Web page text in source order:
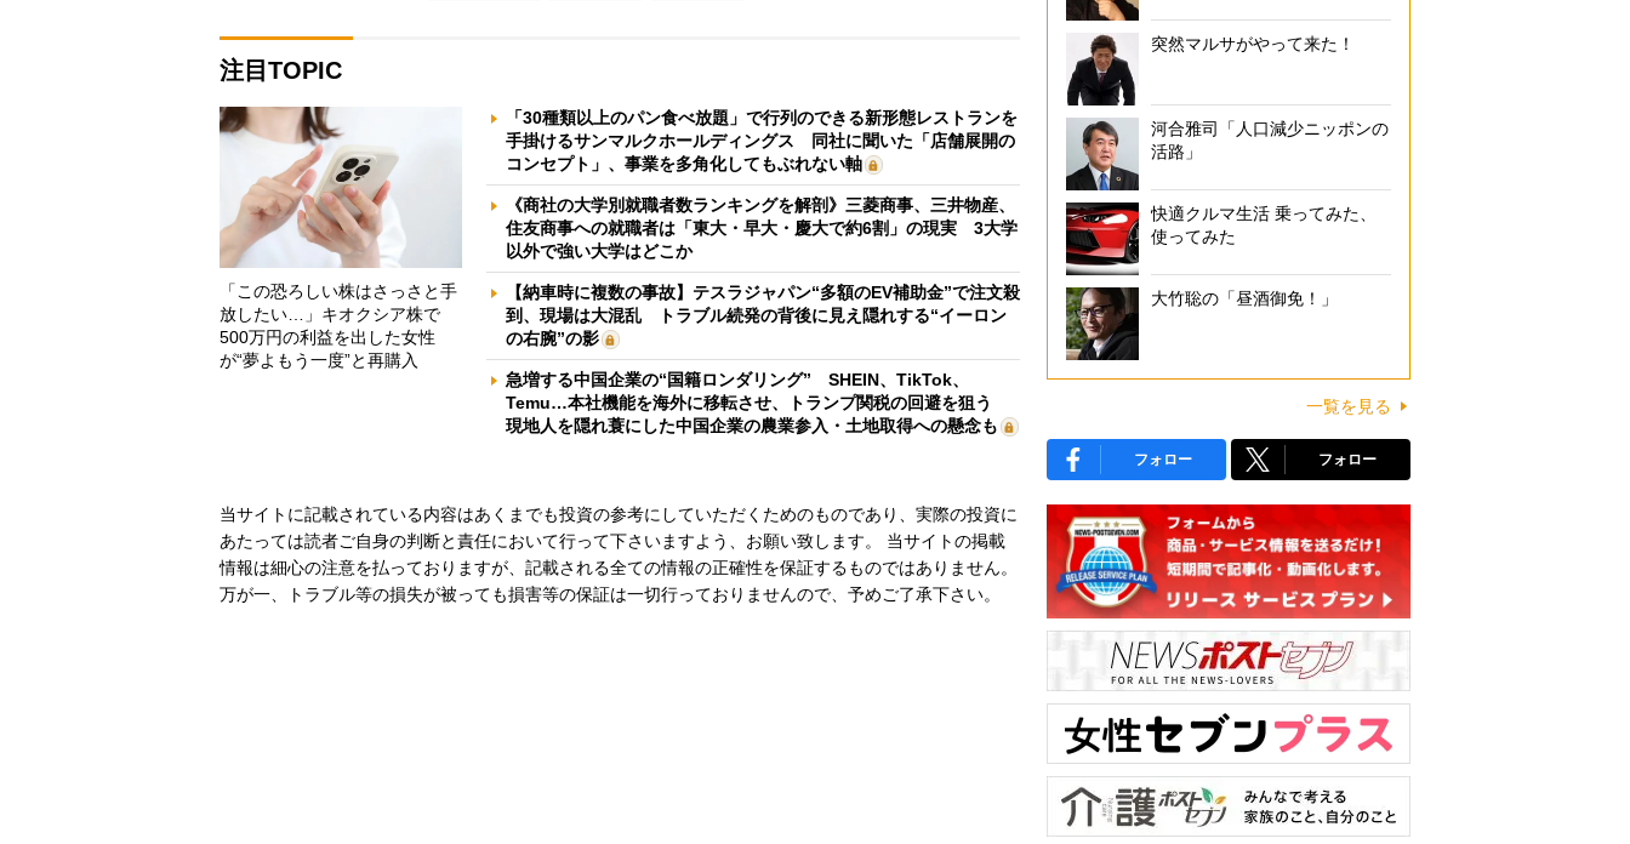
注目TOPIC
「この恐ろしい株はさっさと手
放したい…」キオクシア株で
500万円の利益を出した女性
が“夢よもう一度”と再購入
「30種類以上のパン食べ放題」で行列のできる新形態レストランを
手掛けるサンマルクホールディングス 同社に聞いた「店舗展開の
コンセプト」、事業を多角化してもぶれない軸
《商社の大学別就職者数ランキングを解剖》三菱商事、三井物産、
住友商事への就職者は「東大・早大・慶大で約6割」の現実 3大学
以外で強い大学はどこか
【納車時に複数の事故】テスラジャパン“多額のEV補助金”で注文殺
到、現場は大混乱 トラブル続発の背後に見え隠れする“イーロン
の右腕”の影
急増する中国企業の“国籍ロンダリング” SHEIN、TikTok、
Temu…本社機能を海外に移転させ、トランプ関税の回避を狙う
現地人を隠れ蓑にした中国企業の農業参入・土地取得への懸念も
当サイトに記載されている内容はあくまでも投資の参考にしていただくためのものであり、実際の投資に
あたっては読者ご自身の判断と責任において行って下さいますよう、お願い致します。 当サイトの掲載
情報は細心の注意を払っておりますが、記載される全ての情報の正確性を保証するものではありません。
万が一、トラブル等の損失が被っても損害等の保証は一切行っておりませんので、予めご了承下さい。
突然マルサがやって来た！
河合雅司「人口減少ニッポンの
活路」
快適クルマ生活 乗ってみた、
使ってみた
大竹聡の「昼酒御免！」
一覧を見る
フォロー フォロー